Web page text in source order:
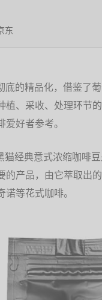
东
的精品化，借鉴了
植、采收、处理环节
好者参考。
经典意式浓缩咖啡
的产品，由它萃取出
等花式咖啡。